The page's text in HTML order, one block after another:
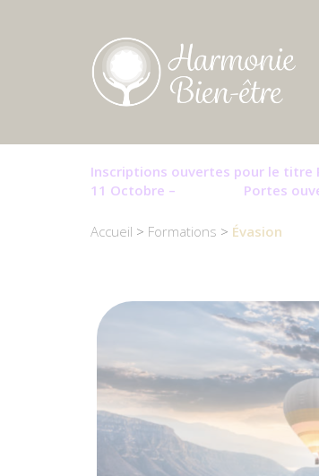
Inscriptions ouvertes pour le titre
11 Octobre –
Accueil > Formations > Évasion